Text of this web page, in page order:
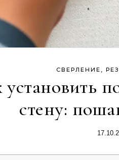
СВЕРЛЕНИЕ,
установить
стену: